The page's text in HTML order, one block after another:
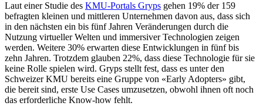
Laut einer Studie des KMU-Portals Gryps gehen 19% der 159
befragten kleinen und mittleren Unternehmen davon aus, dass sich
in den nächsten ein bis fünf Jahren Veränderungen durch die
Nutzung virtueller Welten und immersiver Technologien zeigen
werden. Weitere 30% erwarten diese Entwicklungen in fünf bis
zehn Jahren. Trotzdem glauben 22%, dass diese Technologie für sie
keine Rolle spielen wird. Gryps stellt fest, dass es unter den
Schweizer KMU bereits eine Gruppe von «Early Adopters» gibt,
die bereit sind, erste Use Cases umzusetzen, obwohl ihnen oft noch
das erforderliche Know-how fehlt.